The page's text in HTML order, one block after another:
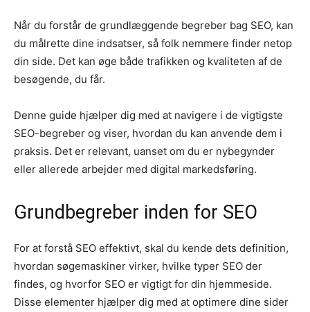
Når du forstår de grundlæggende begreber bag SEO, kan
du målrette dine indsatser, så folk nemmere finder netop
din side. Det kan øge både trafikken og kvaliteten af de
besøgende, du får.
Denne guide hjælper dig med at navigere i de vigtigste
SEO-begreber og viser, hvordan du kan anvende dem i
praksis. Det er relevant, uanset om du er nybegynder
eller allerede arbejder med digital markedsføring.
Grundbegreber inden for SEO
For at forstå SEO effektivt, skal du kende dets definition,
hvordan søgemaskiner virker, hvilke typer SEO der
findes, og hvorfor SEO er vigtigt for din hjemmeside.
Disse elementer hjælper dig med at optimere dine sider